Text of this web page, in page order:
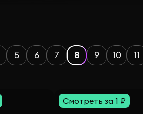
5 6 7 8 9 10 11
Смотреть за 1 ₽